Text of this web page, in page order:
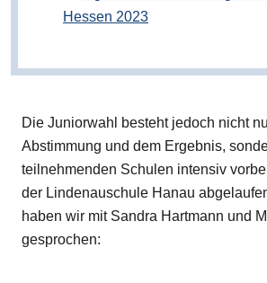
Hessen 2023
Die Juniorwahl besteht jedoch nicht
Abstimmung und dem Ergebnis,
teilnehmenden Schulen intensiv
der Lindenauschule Hanau
haben wir mit Sandra Hartmann und
gesprochen: